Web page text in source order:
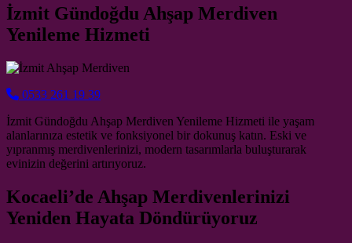
İzmit Gündoğdu Ahşap Merdiven
Yenileme Hizmeti
0533 261 19 39
İzmit Gündoğdu Ahşap Merdiven Yenileme Hizmeti ile yaşam
alanlarınıza estetik ve fonksiyonel bir dokunuş katın. Eski ve
yıpranmış merdivenlerinizi, modern tasarımlarla buluşturarak
evinizin değerini artırıyoruz.
Kocaeli’de Ahşap Merdivenlerinizi
Yeniden Hayata Döndürüyoruz